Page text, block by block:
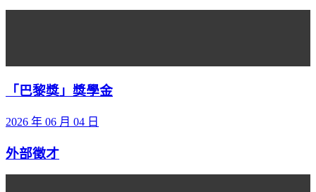
「巴黎獎」獎學金
2026 年 06 月 04 日
外部徵才